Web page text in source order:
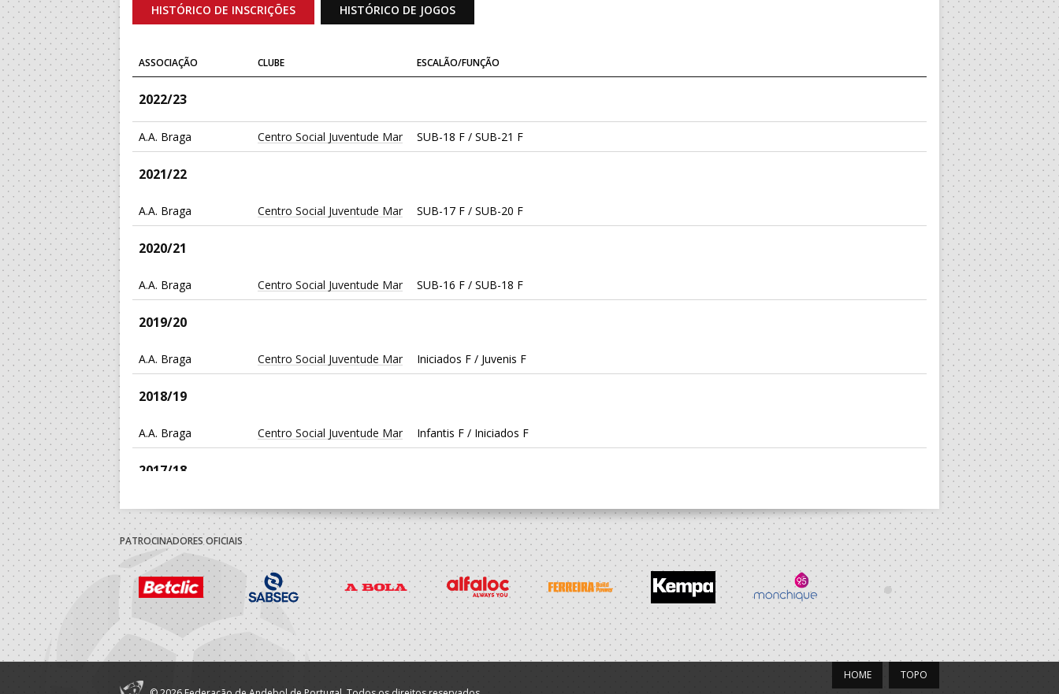
HISTÓRICO DE INSCRIÇÕES HISTÓRICO DE JOGOS
ASSOCIAÇÃO CLUBE ESCALÃO/FUNÇÃO
2022/23
A.A. Braga Centro Social Juventude Mar SUB-18 F / SUB-21 F
2021/22
A.A. Braga Centro Social Juventude Mar SUB-17 F / SUB-20 F
2020/21
A.A. Braga Centro Social Juventude Mar SUB-16 F / SUB-18 F
2019/20
A.A. Braga Centro Social Juventude Mar Iniciados F / Juvenis F
2018/19
A.A. Braga Centro Social Juventude Mar Infantis F / Iniciados F
2017/18
A.A. Braga Centro Social Juventude Mar Infantis F / Iniciados F
PATROCINADORES OFICIAIS
TOPO
HOME